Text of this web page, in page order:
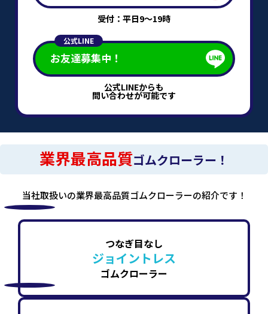
受付：平日9～19時
公式LINE
お友達募集中！
公式LINEからも
問い合わせが可能です
業界最高品質ゴムクローラー！
当社取扱いの業界最高品質ゴムクローラーの紹介です！
つなぎ目なし
ジョイントレス
ゴムクローラー